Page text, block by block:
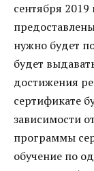
сентября
нужно будет
будет
достижения
сертификате
зависимости
программы
обучение по